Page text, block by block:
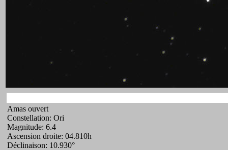
Amas ouvert
Constellation: Ori
Magnitude: 6.4
Ascension droite: 04.810h
Déclinaison: 10.930°